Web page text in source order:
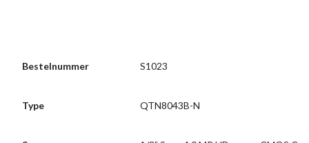
Bestelnummer S1023
Type QTN8043B-N